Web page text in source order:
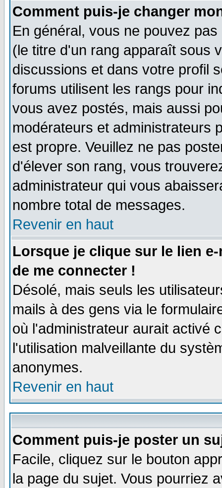
Comment puis-je changer
En général, vous ne pouvez
(le titre d'un rang apparaît sous
discussions et dans votre profil
forums utilisent les rangs pour
vous avez postés, mais aussi
modérateurs et administrateurs
est propre. Veuillez ne pas
d'élever son rang, vous
administrateur qui vous
nombre total de messages.
Revenir en haut
Lorsque je clique sur le lien
de me connecter !
Désolé, mais seuls les
mails à des gens via le
où l'administrateur aurait activé
l'utilisation malveillante du
anonymes.
Revenir en haut
Comment puis-je poster un
Facile, cliquez sur le bouton
la page du sujet. Vous pourriez